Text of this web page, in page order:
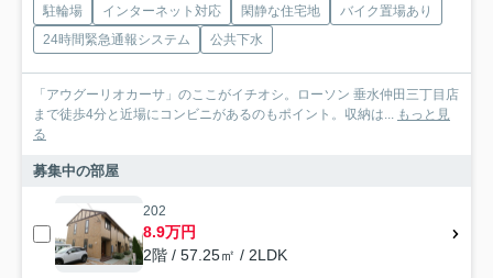
駐輪場 インターネット対応 閑静な住宅地
バイク置場あり
24時間緊急通報システム
公共下水
「アウグーリオカーサ」のここがイチオシ。ローソン 垂水仲田三丁目店
まで徒歩4分と近場にコンビニがあるのもポイント。収納は... もっと見
る
募集中の部屋
202
8.9万円
2階 / 57.25㎡ / 2LDK